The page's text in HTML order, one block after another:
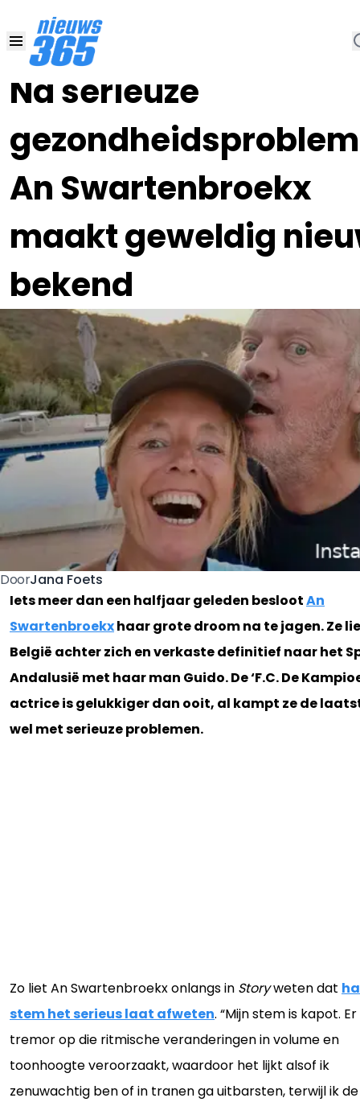
Na serieuze
An Swartenbroekx
maakt geweldig
bekend
28 JAN 2023, 14:00
DoorJana Foets
Iets meer dan een halfjaar geleden beslootAn
Swartenbroekxhaar grote droom na te jagen. Ze
België achter zich en verkaste definitief naar het
Andalusië met haar man Guido. De ‘F.C. De
actrice is gelukkiger dan ooit, al kampt ze de
wel met serieuze problemen.
Zo liet An Swartenbroekx onlangs in Storyweten dat
stem het serieus laat afweten. “Mijn stem is kapot.
tremor op die ritmische veranderingen in volume en
toonhoogte veroorzaakt, waardoor het lijkt alsof ik
zenuwachtig ben of in tranen ga uitbarsten, terwijl ik de